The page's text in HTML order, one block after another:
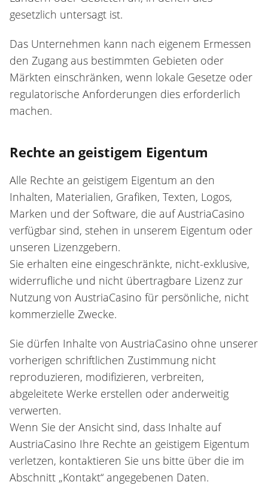
gesetzlich untersagt ist.
Das Unternehmen kann nach eigenem Ermessen
den Zugang aus bestimmten Gebieten oder
Märkten einschränken, wenn lokale Gesetze oder
regulatorische Anforderungen dies erforderlich
machen.
Rechte an geistigem Eigentum
Alle Rechte an geistigem Eigentum an den
Inhalten, Materialien, Grafiken, Texten, Logos,
Marken und der Software, die auf AustriaCasino
verfügbar sind, stehen in unserem Eigentum oder
unseren Lizenzgebern.
Sie erhalten eine eingeschränkte, nicht-exklusive,
widerrufliche und nicht übertragbare Lizenz zur
Nutzung von AustriaCasino für persönliche, nicht
kommerzielle Zwecke.
Sie dürfen Inhalte von AustriaCasino ohne unserer
vorherigen schriftlichen Zustimmung nicht
reproduzieren, modifizieren, verbreiten,
abgeleitete Werke erstellen oder anderweitig
verwerten.
Wenn Sie der Ansicht sind, dass Inhalte auf
AustriaCasino Ihre Rechte an geistigem Eigentum
verletzen, kontaktieren Sie uns bitte über die im
Abschnitt „Kontakt“ angegebenen Daten.